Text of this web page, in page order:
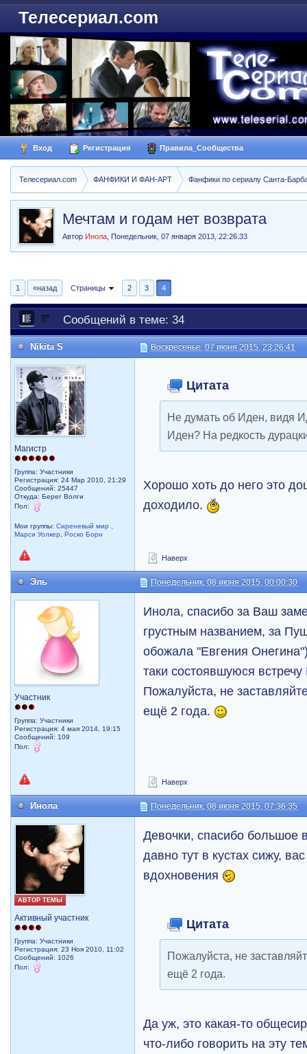
Телесериал.com
Вход Регистрация Правила_Сообщества
Телесериал.com ФАНФИКИ И ФАН-АРТ Фанфики по сериалу Санта-
Мечтам и годам нет возврата
Автор Инола ,Понедельник, 07 января 2013, 22:26:33
1 «назад Страницы 2 3 4
Сообщений в теме: 34
Nikita S Воскресенье, 07 июня 2015, 23:26:41
Магистр
Группа: Участники
Регистрация: 24 Мар 2010, 21:29
Сообщений: 25447
Откуда: Берег Волги
Пол:
Мои группы:Сиреневый мир
Марси Уолкер
,Роско Борн
Цитата
Не думать об Иден, видя
Иден? На редкость
Хорошо хоть до него это
доходило.
Наверх
Эль Понедельник, 08 июня 2015, 00:00:30
Участник
Группа: Участники
Регистрация: 4 мая 2014, 19:15
Сообщений: 109
Пол:
Инола, спасибо за Ваш
грустным названием, за
обожала "Евгения
таки состоявшуюся
Пожалуйста, не
ещё 2 года.
Наверх
Инола Понедельник, 08 июня 2015, 07:36:35
АВТОР ТЕМЫ
Активный участник
Группа: Участники
Регистрация: 23 Ноя 2010, 11:02
Сообщений: 1026
Пол:
Девочки, спасибо большое
давно тут в кустах сижу,
вдохновения
Цитата
Пожалуйста, не
ещё 2 года.
Да уж, это какая-то
что-либо говорить на эту